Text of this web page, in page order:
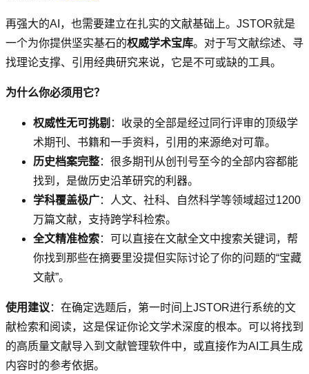
再强大的AI，也需要建立在扎实的文献基础上。JSTOR就是
一个为你提供坚实基石的权威学术宝库。对于写文献综述、寻
找理论支撑、引用经典研究来说，它是不可或缺的工具。
为什么你必须用它？
权威性无可挑剔 ：收录的全部是经过同行评审的顶级学
术期刊、书籍和一手资料，引用的来源绝对可靠。
历史档案完整：很多期刊从创刊号至今的全部内容都能
找到，是做历史沿革研究的利器。
学科覆盖极广：人文、社科、自然科学等领域超过1200
万篇文献，支持跨学科检索。
全文精准检索：可以直接在文献全文中搜索关键词，帮
你找到那些在摘要里没提但实际讨论了你的问题的“宝藏
文献”。
使用建议 ：在确定选题后，第一时间上JSTOR进行系统的文
献检索和阅读，这是保证你论文学术深度的根本。可以将找到
的高质量文献导入到文献管理软件中，或直接作为AI工具生成
内容时的参考依据。